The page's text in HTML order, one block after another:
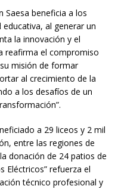
Saesa beneficia a los
al generar un
la innovación y el
reafirma el compromiso
misión de formar
al crecimiento de la
a los desafíos de un
a 29 liceos y 2 mil
entre las regiones de
donación de 24 patios de
Eléctricos” refuerza el
técnico profesional y